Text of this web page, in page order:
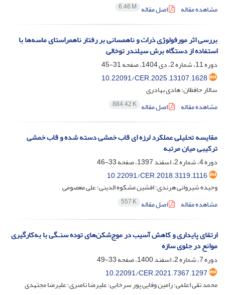
مشاهده مقاله
اصل مقاله 6.46 M
بررسی اثر مورفولوژی ذرات و ناهمسانی بر رفتار ناهمراستای ماسه‌ها با
استفاده از دستگاه برش سیلندر توخالی
دوره 11، شماره 2، دی 1404، صفحه
31-45
10.22091/CER.2025.13107.1628
سالار حافظان؛ هادی بهادری
مشاهده مقاله
اصل مقاله 884.42 K
مقایسه تحلیلی عملکرد لرزه ای قاب خمشی دسته شده و قاب خمشی
ترکیبی میان مرتبه
دوره 4، شماره 2، اسفند 1397، صفحه
33-46
10.22091/CER.2018.3119.1116
وحیده شیروانی هرندی؛ افشین مشکوه الدینی؛ علی معصومی
مشاهده مقاله
اصل مقاله 557 K
ارتقای پایداری و کاهش آسیب در موج‌شکن‌های توده سنـگی با به‌کارگیری
موانع در جلوی سازه
دوره 7، شماره 2، اسفند 1400، صفحه
33-49
10.22091/CER.2021.7367.1297
محمد تقی اعلمی؛ رامین وفایی پور سرخابی؛ علیرضا ناصری؛ علیرضا مجتهدی